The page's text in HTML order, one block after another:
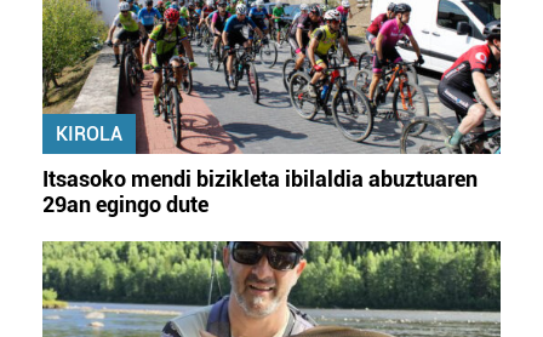
KIROLA
Itsasoko mendi bizikleta ibilaldia abuztuaren
29an egingo dute